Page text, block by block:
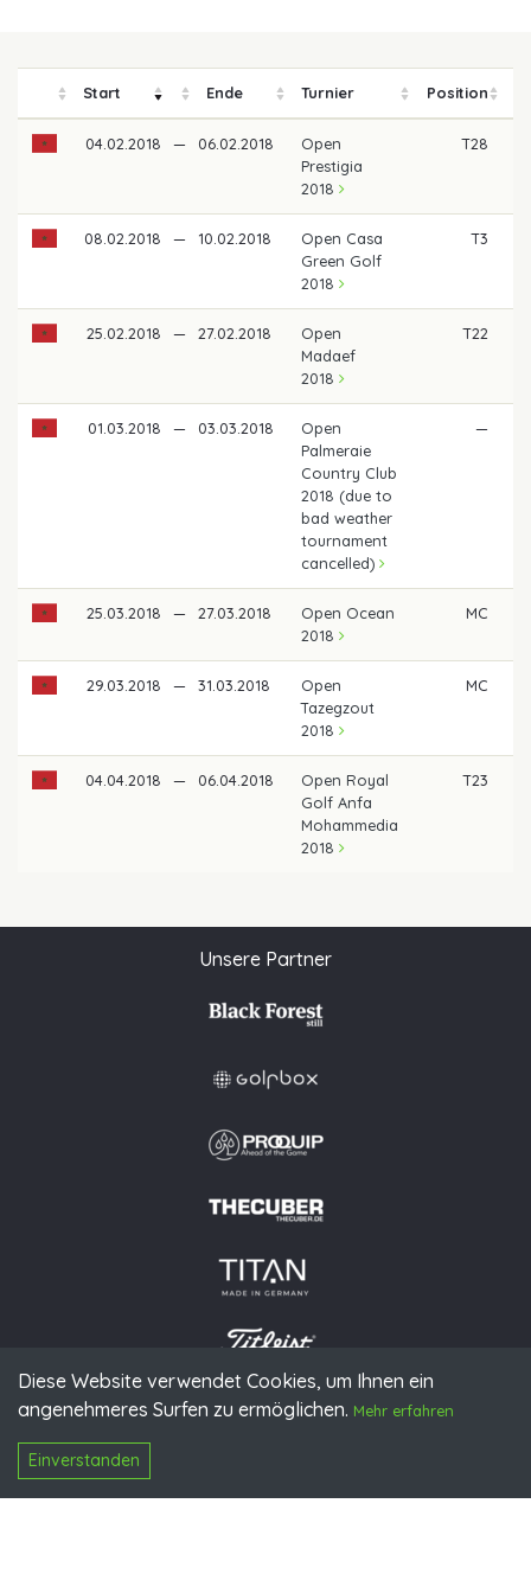
Diese Website verwendet Cookies, um Ihnen ein
angenehmeres Surfen zu ermöglichen. Mehr erfahren
Einverstanden
Start Ende Turnier Position
04.02.2018 — 06.02.2018
Open
Prestigia
2018
T28
08.02.2018 — 10.02.2018
Open Casa
Green Golf
2018
T3
25.02.2018 — 27.02.2018
Open
Madaef
2018
T22
01.03.2018 — 03.03.2018
Open
Palmeraie
Country Club
2018 (due to
bad weather
tournament
cancelled)
—
25.03.2018 — 27.03.2018
Open Ocean
2018
MC
29.03.2018 — 31.03.2018
Open
Tazegzout
2018
MC
04.04.2018 — 06.04.2018
Open Royal
Golf Anfa
Mohammedia
2018
T23
Unsere Partner
© 2026 PGAoG